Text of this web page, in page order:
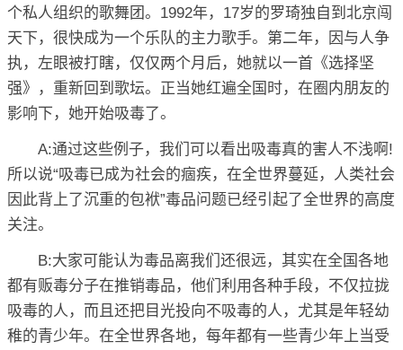
个私人组织的歌舞团。1992年，17岁的罗琦独自到北京闯
天下，很快成为一个乐队的主力歌手。第二年，因与人争
执，左眼被打瞎，仅仅两个月后，她就以一首《选择坚
强》，重新回到歌坛。正当她红遍全国时，在圈内朋友的
影响下，她开始吸毒了。
A:通过这些例子，我们可以看出吸毒真的害人不浅啊!
所以说“吸毒已成为社会的痼疾，在全世界蔓延，人类社会
因此背上了沉重的包袱”毒品问题已经引起了全世界的高度
关注。
B:大家可能认为毒品离我们还很远，其实在全国各地
都有贩毒分子在推销毒品，他们利用各种手段，不仅拉拢
吸毒的人，而且还把目光投向不吸毒的人，尤其是年轻幼
稚的青少年。在全世界各地，每年都有一些青少年上当受